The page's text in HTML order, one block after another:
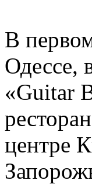
В
Одессе,
«Guitar
центре